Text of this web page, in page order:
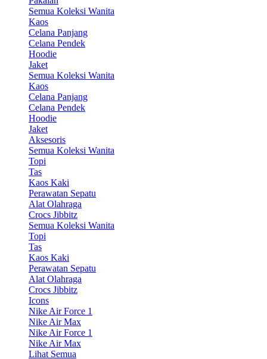
Semua Koleksi Wanita
Kaos
Celana Panjang
Celana Pendek
Hoodie
Jaket
Semua Koleksi Wanita
Kaos
Celana Panjang
Celana Pendek
Hoodie
Jaket
Aksesoris
Semua Koleksi Wanita
Topi
Tas
Kaos Kaki
Perawatan Sepatu
Alat Olahraga
Crocs Jibbitz
Semua Koleksi Wanita
Topi
Tas
Kaos Kaki
Perawatan Sepatu
Alat Olahraga
Crocs Jibbitz
Icons
Nike Air Force 1
Nike Air Max
Nike Air Force 1
Nike Air Max
Lihat Semua